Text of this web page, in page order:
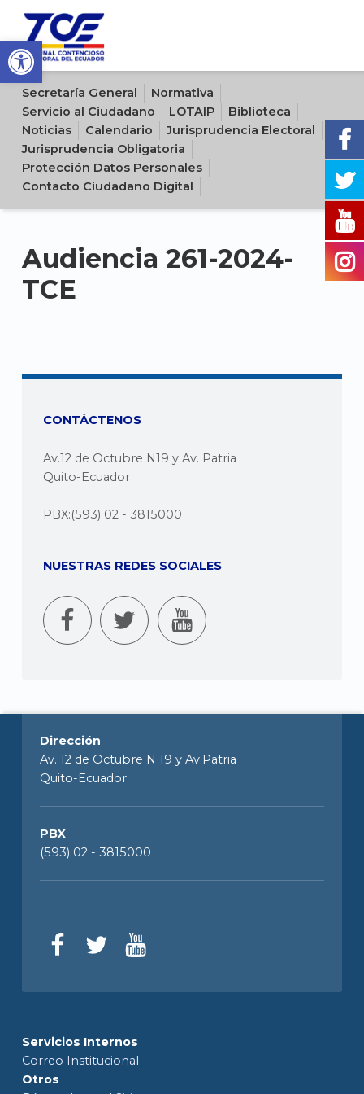
Open toolbar
Sitio oficial del Tribunal Contencioso Electoral del Ecuador
Secretaría General
Normativa
Servicio al Ciudadano
LOTAIP
Biblioteca
Noticias
Calendario
Jurisprudencia Electoral
Jurisprudencia Obligatoria
Protección Datos Personales
Contacto Ciudadano Digital
Audiencia 261-2024-
TCE
CONTÁCTENOS
Av.12 de Octubre N19 y Av. Patria
Quito-Ecuador
PBX:(593) 02 - 3815000
NUESTRAS REDES SOCIALES
Dirección
Av. 12 de Octubre N 19 y Av.Patria
Quito-Ecuador
PBX
(593) 02 - 3815000
Servicios Internos
Correo Institucional
Otros